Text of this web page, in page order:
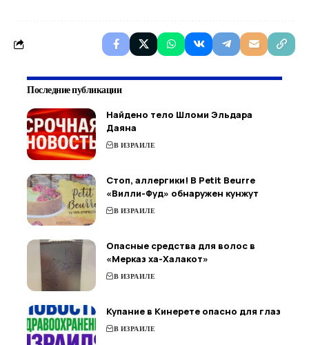
Последние публикации
Найдено тело Шломи Эльдара
Даяна
В ИЗРАИЛЕ
Стоп, аллергики! В Petit Beurre
«Вилли-Фуд» обнаружен кунжут
В ИЗРАИЛЕ
Опасные средства для волос в
«Мерказ ха-Халакот»
В ИЗРАИЛЕ
Купание в Кинерете опасно для глаз
В ИЗРАИЛЕ